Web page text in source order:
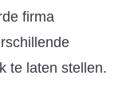
firma
te laten stellen.